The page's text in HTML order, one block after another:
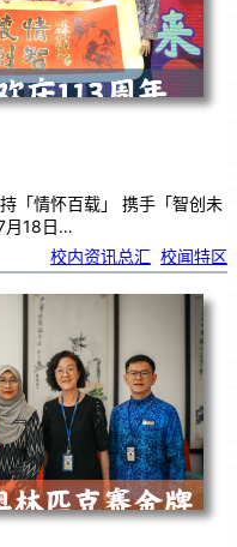
「情怀百载」 携手「智创未
月18日…
校内资讯总汇 校闻特区